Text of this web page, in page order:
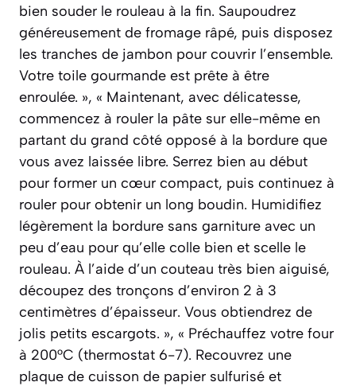
bien souder le rouleau à la fin. Saupoudrez
généreusement de fromage râpé, puis disposez
les tranches de jambon pour couvrir l’ensemble.
Votre toile gourmande est prête à être
enroulée. », « Maintenant, avec délicatesse,
commencez à rouler la pâte sur elle-même en
partant du grand côté opposé à la bordure que
vous avez laissée libre. Serrez bien au début
pour former un cœur compact, puis continuez à
rouler pour obtenir un long boudin. Humidifiez
légèrement la bordure sans garniture avec un
peu d’eau pour qu’elle colle bien et scelle le
rouleau. À l’aide d’un couteau très bien aiguisé,
découpez des tronçons d’environ 2 à 3
centimètres d’épaisseur. Vous obtiendrez de
jolis petits escargots. », « Préchauffez votre four
à 200°C (thermostat 6-7). Recouvrez une
plaque de cuisson de papier sulfurisé et